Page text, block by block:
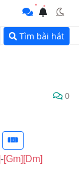
Tìm bài hát
0
-[Gm] [Dm]